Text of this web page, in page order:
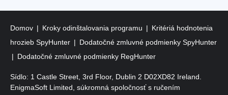
Domov Kroky odinštalovania programu
Kritériá hodnotenia
hrozieb SpyHunter
Dodatočné zmluvné podmienky SpyHunter
Dodatočné zmluvné podmienky RegHunter
Sídlo: 1 Castle Street, 3rd Floor, Dublin 2 D02XD82 Ireland.
EnigmaSoft Limited, súkromná spoločnosť s ručením